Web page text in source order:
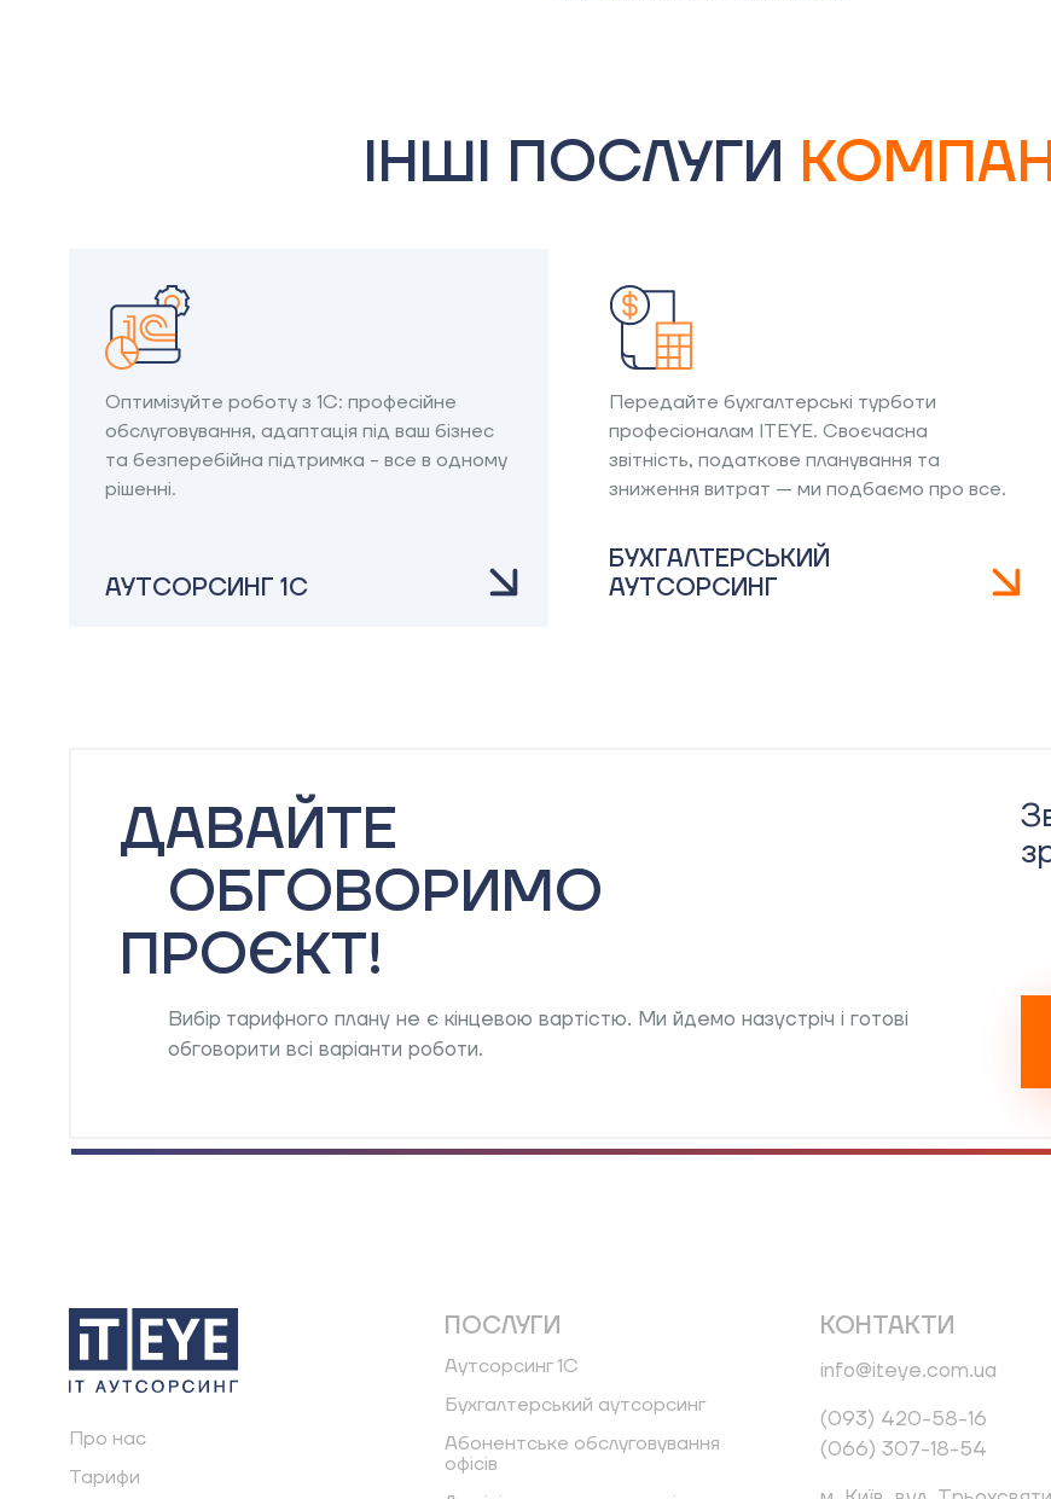
ІНШІ ПОСЛУГИ
Оптимізуйте роботу з 1С: професійне
обслуговування, адаптація під ваш бізнес
та безперебійна підтримка - все в одному
рішенні.​
АУТСОРСИНГ 1С
Передайте бухгалтерські турботи
професіоналам ITEYE. Своєчасна
звітність, податкове планування та
зниження витрат — ми подбаємо про все.
БУХГАЛТЕРСЬКИЙ
АУТСОРСИНГ
ДАВАЙТЕ
ОБГОВОРИМО
ПРОЄКТ!
Вибір тарифного плану не є кінцевою вартістю. Ми йдемо назустріч і готові
обговорити всі варіанти роботи.
Про нас
Тарифи
ПОСЛУГИ
Аутсорсинг 1С
Бухгалтерський аутсорсинг
Абонентське обслуговування
офісів
КОНТАКТИ
info@iteye.com.ua
(093) 420-58-16
(066) 307-18-54